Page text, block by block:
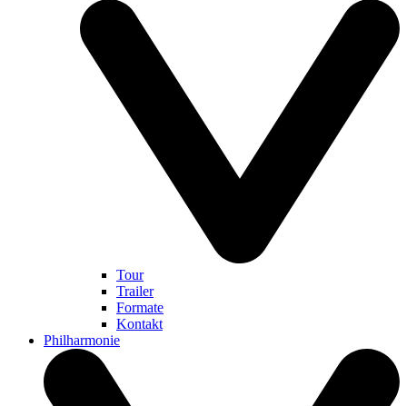
Tour
Trailer
Formate
Kontakt
Philharmonie